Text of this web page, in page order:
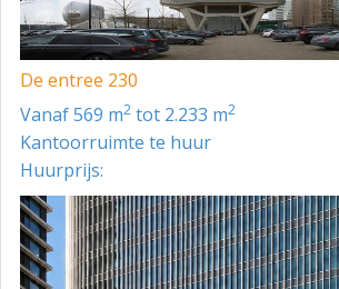
De entree 230
vanaf 569 m2 tot 2.233 m2
Kantoorruimte te huur
Huurprijs: